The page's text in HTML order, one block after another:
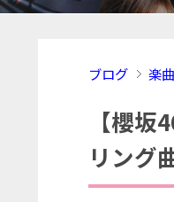
ブログ 楽
【櫻
リング